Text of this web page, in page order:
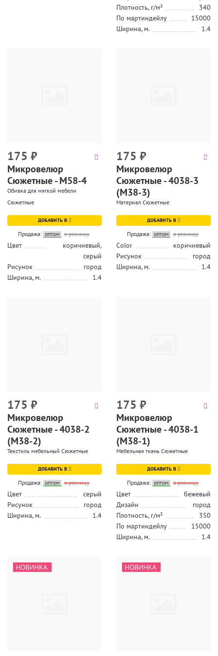
Плотность, г/м²
340
По мартиндейлу
15000
Ширина, м.
1.4
175 ₽
Микровелюр
Сюжетные - М58-4
Обивка для мягкой мебели
Сюжетные
ДОБАВИТЬ В
Продажа: оптом в розницу
Цвет
коричневый,
серый
Рисунок
город
Ширина, м.
1.4
175 ₽
Микровелюр
Сюжетные - 4038-3
(М38-3)
Материал Сюжетные
ДОБАВИТЬ В
Продажа: оптом в розницу
Color
коричневый
Рисунок
город
Ширина, м.
1.4
175 ₽
Микровелюр
Сюжетные - 4038-2
(М38-2)
Текстиль мебельный Сюжетные
ДОБАВИТЬ В
Продажа: оптом в розницу
Цвет
серый
Рисунок
город
Ширина, м.
1.4
175 ₽
Микровелюр
Сюжетные - 4038-1
(М38-1)
Мебельная ткань Сюжетные
ДОБАВИТЬ В
Продажа: оптом в розницу
Цвет
бежевый
Дизайн
город
Плотность, г/м²
350
По мартиндейлу
15000
Ширина, м.
1.4